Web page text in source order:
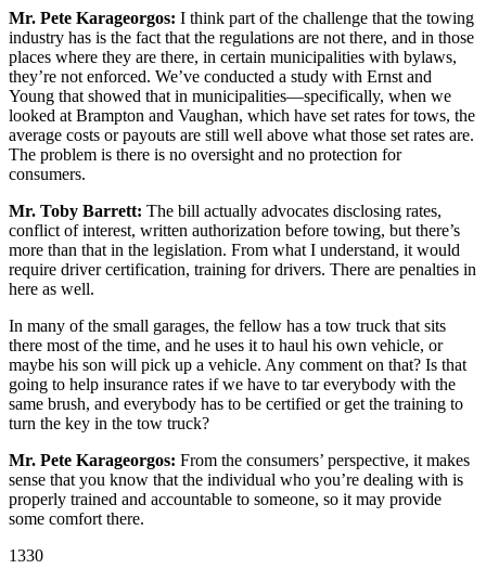
Mr. Pete Karageorgos: I think part of the challenge that the towing
industry has is the fact that the regulations are not there, and in those
places where they are there, in certain municipalities with bylaws,
they’re not enforced. We’ve conducted a study with Ernst and
Young that showed that in municipalities—specifically, when we
looked at Brampton and Vaughan, which have set rates for tows, the
average costs or payouts are still well above what those set rates are.
The problem is there is no oversight and no protection for
consumers.
Mr. Toby Barrett: The bill actually advocates disclosing rates,
conflict of interest, written authorization before towing, but there’s
more than that in the legislation. From what I understand, it would
require driver certification, training for drivers. There are penalties in
here as well.
In many of the small garages, the fellow has a tow truck that sits
there most of the time, and he uses it to haul his own vehicle, or
maybe his son will pick up a vehicle. Any comment on that? Is that
going to help insurance rates if we have to tar everybody with the
same brush, and everybody has to be certified or get the training to
turn the key in the tow truck?
Mr. Pete Karageorgos: From the consumers’ perspective, it makes
sense that you know that the individual who you’re dealing with is
properly trained and accountable to someone, so it may provide
some comfort there.
1330